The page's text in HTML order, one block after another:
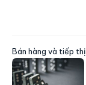
Bán hàng và tiếp thị